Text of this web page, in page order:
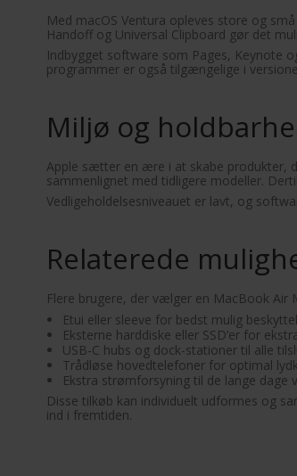
Med macOS Ventura opleves store og
Handoff og Universal Clipboard gør det
Indbygget software som Pages, Keynote
programmer er også tilgængelige i
Miljø og
Apple sætter en ære i at skabe produkter,
sammenlignet med tidligere modeller.
Vedligeholdelsesniveauet er lavt, og
Relaterede
Flere brugere, der vælger en MacBook
Etui eller sleeve for bedst mulig
Eksterne harddiske eller SSD’er for
USB-C hubs og dock-stationer til alle
Trådløse hovedtelefoner for optimal
Ekstra strømforsyning til de lange
Disse tilkøb kan individuelt udformes og
ind i fremtiden.